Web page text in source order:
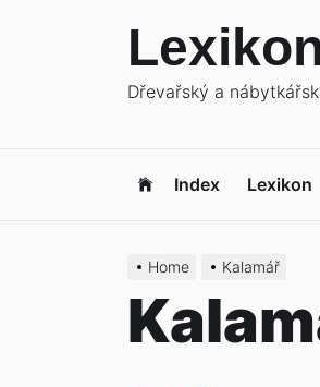
Dřevařský a
Index Lexikon
Home Kalamář